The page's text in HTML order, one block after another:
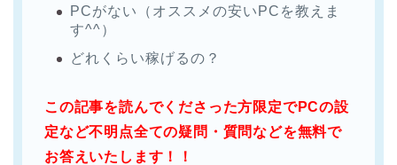
PCがない（オススメの安いPCを教えま
す^^）
どれくらい稼げるの？
この記事を読んでくださった方限定でPCの設
定など不明点全ての疑問・質問などを無料で
お答えいたします！！